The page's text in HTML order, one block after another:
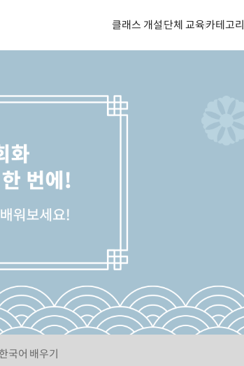
클래스 개설 단체 교육카테고리
한국어 배우기